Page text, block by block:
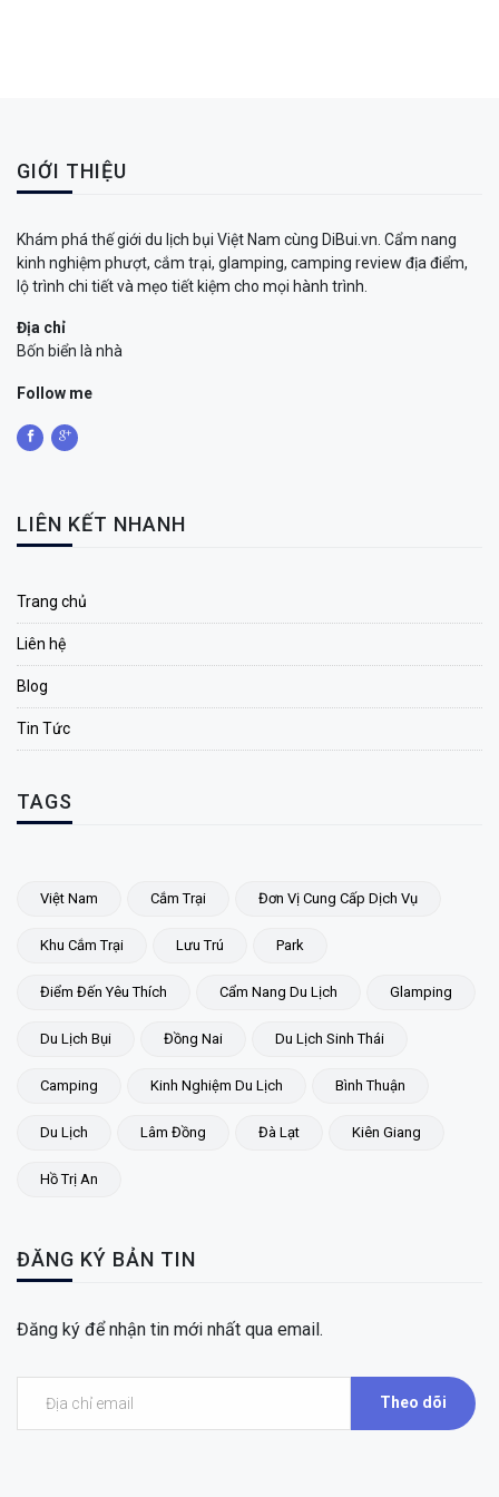
GIỚI THIỆU
Khám phá thế giới du lịch bụi Việt Nam cùng DiBui.vn. Cẩm nang
kinh nghiệm phượt, cắm trại, glamping, camping review địa điểm,
lộ trình chi tiết và mẹo tiết kiệm cho mọi hành trình.
Địa chỉ
Bốn biển là nhà
Follow me
LIÊN KẾT NHANH
Trang chủ
Liên hệ
Blog
Tin Tức
TAGS
Việt Nam Cắm Trại Đơn Vị Cung Cấp Dịch Vụ
Khu Cắm Trại Lưu Trú Park
Điểm Đến Yêu Thích Cẩm Nang Du Lịch Glamping
Du Lịch Bụi Đồng Nai Du Lịch Sinh Thái
Camping Kinh Nghiệm Du Lịch Bình Thuận
Du Lịch Lâm Đồng Đà Lạt Kiên Giang
Hồ Trị An
ĐĂNG KÝ BẢN TIN
Đăng ký để nhận tin mới nhất qua email.
Theo dõi